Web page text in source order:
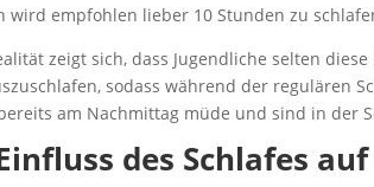
wird empfohlen lieber 10 Stunden zu
zeigt sich, dass Jugendliche selten
sodass während der regulären
am Nachmittag müde und sind in der
des Schlafes